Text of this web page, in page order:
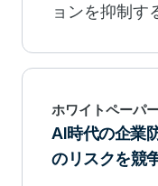
ョンを抑制す
レミス（ソブ
最新プラット
Autonomous
カタログです
ホワイトペーパ
AI時代の企業
のリスクを競